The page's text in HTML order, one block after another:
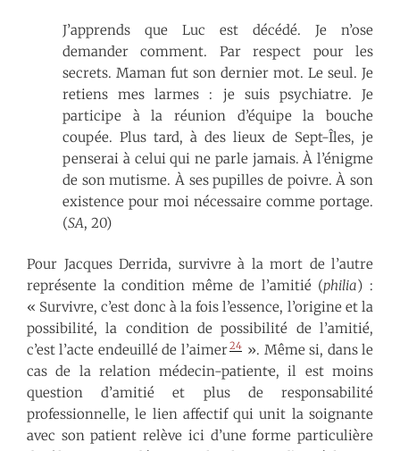
J’apprends que Luc est décédé. Je n’ose
demander comment. Par respect pour les
secrets. Maman fut son dernier mot. Le seul. Je
retiens mes larmes : je suis psychiatre. Je
participe à la réunion d’équipe la bouche
coupée. Plus tard, à des lieux de Sept-Îles, je
penserai à celui qui ne parle jamais. À l’énigme
de son mutisme. À ses pupilles de poivre. À son
existence pour moi nécessaire comme portage.
(SA, 20)
Pour Jacques Derrida, survivre à la mort de l’autre
représente la condition même de l’amitié (philia) :
« Survivre, c’est donc à la fois l’essence, l’origine et la
possibilité, la condition de possibilité de l’amitié,
c’est l’acte endeuillé de l’aimer24 ». Même si, dans le
cas de la relation médecin-patient·e, il est moins
question d’amitié et plus de responsabilité
professionnelle, le lien affectif qui unit la soignante
avec son patient relève ici d’une forme particulière